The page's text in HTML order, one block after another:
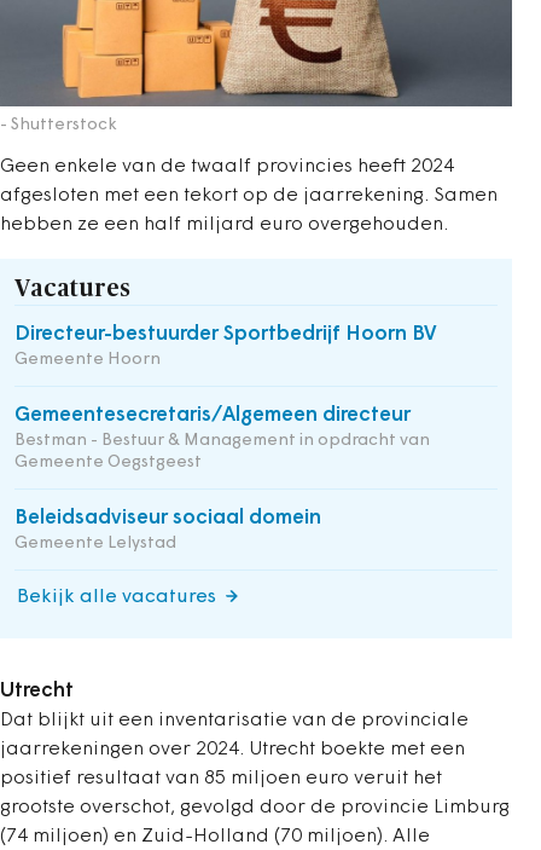
- Shutterstock
Geen enkele van de twaalf provincies heeft 2024
afgesloten met een tekort op de jaarrekening. Samen
hebben ze een half miljard euro overgehouden.
Vacatures
Directeur-bestuurder Sportbedrijf Hoorn BV
Gemeente Hoorn
Gemeentesecretaris/Algemeen directeur
Bestman - Bestuur & Management in opdracht van
Gemeente Oegstgeest
Beleidsadviseur sociaal domein
Gemeente Lelystad
Bekijk alle vacatures
Utrecht
Dat blijkt uit een inventarisatie van de provinciale
jaarrekeningen over 2024. Utrecht boekte met een
positief resultaat van 85 miljoen euro veruit het
grootste overschot, gevolgd door de provincie Limburg
(74 miljoen) en Zuid-Holland (70 miljoen). Alle